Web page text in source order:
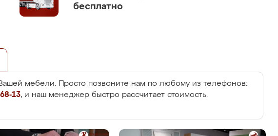
бесплатно
мебели. Просто позвоните нам по любому из телефонов:
13, и наш менеджер быстро рассчитает стоимость.